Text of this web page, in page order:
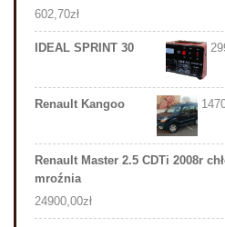
602,70zł
IDEAL SPRINT 30
Renault Kangoo
Renault Master 2.5 CDTi 2008r
mroźnia
24900,00zł